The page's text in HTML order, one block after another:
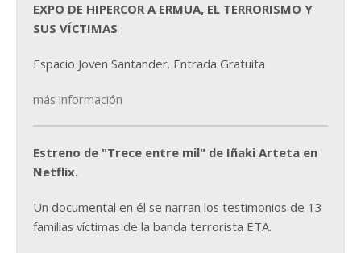
EXPO DE HIPERCOR A ERMUA, EL TERRORISMO Y
SUS VÍCTIMAS
Espacio Joven Santander. Entrada Gratuita
más información
Estreno de "Trece entre mil" de Iñaki Arteta en
Netflix.
Un documental en él se narran los testimonios de 13
familias víctimas de la banda terrorista ETA.